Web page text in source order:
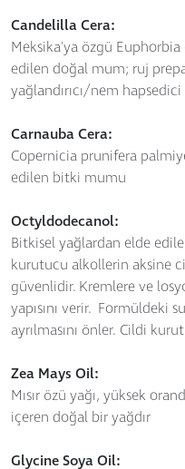
Candelilla Cera:
Meksika'ya özgü
edilen doğal mum; ruj
yağlandırıcı/nem
Carnauba Cera:
Copernicia prunifera
edilen bitki mumu
Octyldodecanol:
Bitkisel yağlardan elde
kurutucu alkollerin aksine
güvenlidir. Kremlere ve
yapısını verir. Formüldeki
ayrılmasını önler. Cildi
Zea Mays Oil:
Mısır özü yağı, yüksek
içeren doğal bir yağdır
Glycine Soya Oil: